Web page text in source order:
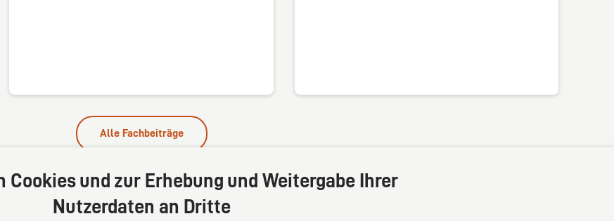
Alle Fachbeiträge
Cookies und zur Erhebung und Weitergabe Ihrer
Nutzerdaten an Dritte